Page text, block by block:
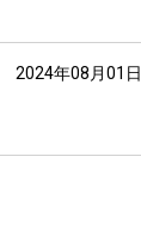
2024年08月01日